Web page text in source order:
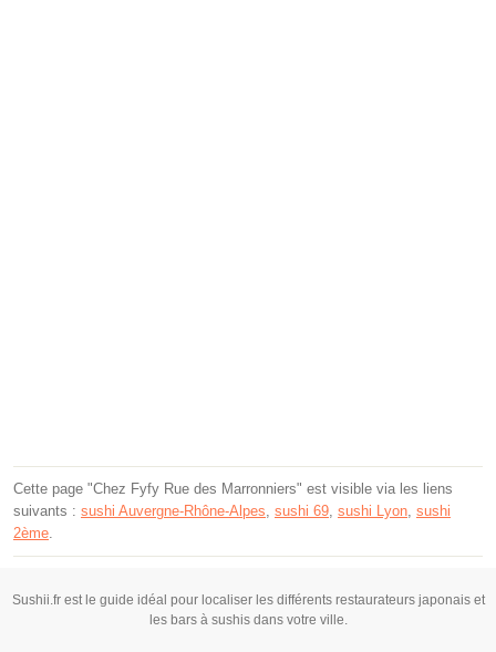
Cette page "Chez Fyfy Rue des Marronniers" est visible via les liens
suivants : sushi Auvergne-Rhône-Alpes, sushi 69, sushi Lyon, sushi
2ème.
Sushii.fr est le guide idéal pour localiser les différents restaurateurs japonais et
les bars à sushis dans votre ville.